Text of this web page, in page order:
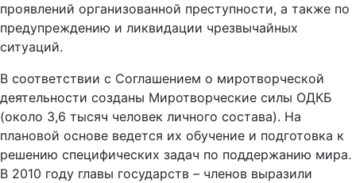
проявлений организованной преступности, а также по
предупреждению и ликвидации чрезвычайных
ситуаций.
В соответствии с Соглашением о миротворческой
деятельности созданы Миротворческие силы ОДКБ
(около 3,6 тысяч человек личного состава). На
плановой основе ведется их обучение и подготовка к
решению специфических задач по поддержанию мира.
В 2010 году главы государств – членов выразили